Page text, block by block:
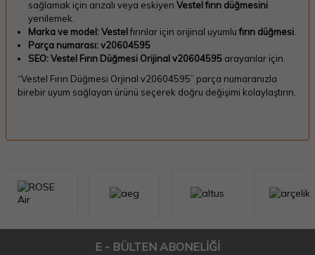
sağlamak için arızalı veya eskiyen Vestel fırın düğmesini
yenilemek.
Marka ve model:Vestelfırınlar için orijinal uyumlufırın düğmesi.
Parça numarası:v20604595
SEO:Vestel Fırın Düğmesi Orijinal v20604595 arayanlar için.
“Vestel Fırın Düğmesi Orjinal v20604595” parça numaranızla
birebir uyum sağlayan ürünü seçerek doğru değişimi kolaylaştırın.
E - BÜLTEN ABONELİĞİ